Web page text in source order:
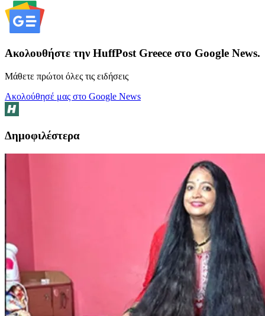
Ακολουθήστε την HuffPost Greece στο Google News.
Μάθετε πρώτοι όλες τις ειδήσεις
Ακολούθησέ μας στο Google News
Δημοφιλέστερα